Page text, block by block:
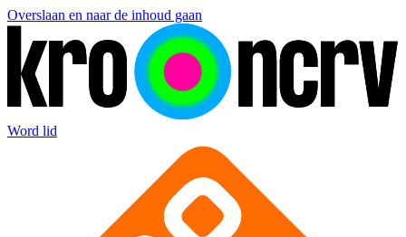
Overslaan en naar de inhoud gaan
Word lid